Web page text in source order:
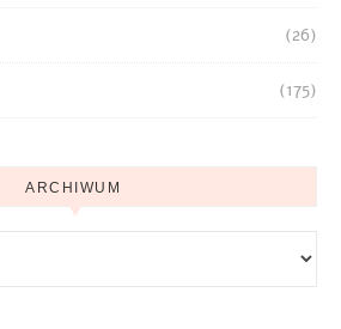
(26)
(175)
ARCHIWUM